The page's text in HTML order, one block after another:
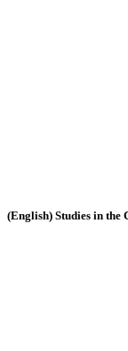
(English) Studies in the